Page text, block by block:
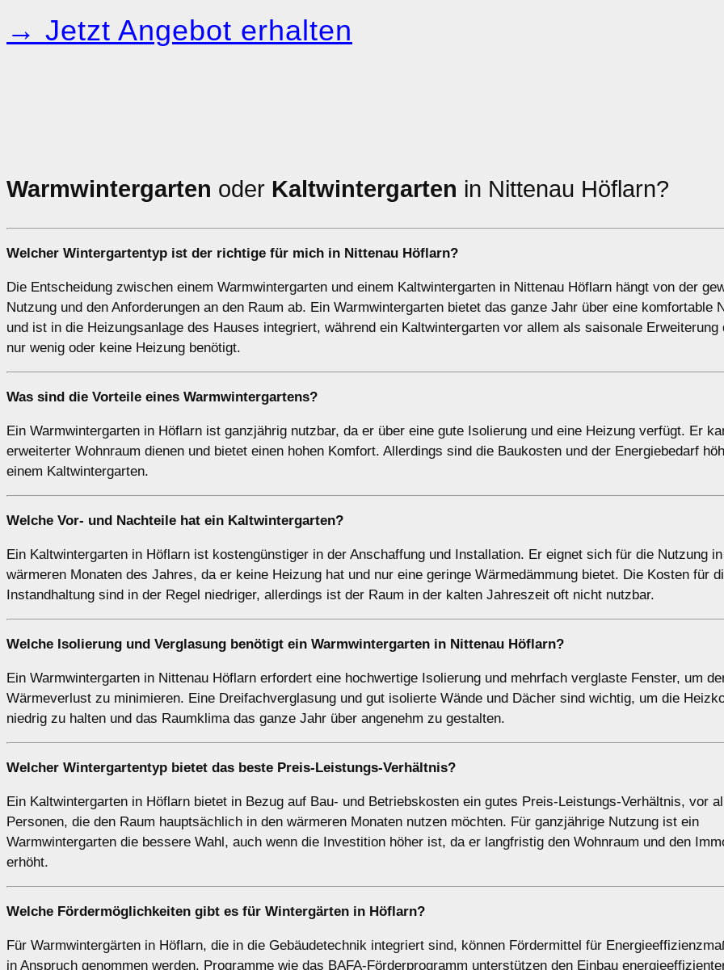
→ Jetzt Angebot erhalten
Warmwintergarten oder Kaltwintergarten in Nittenau Höflarn?
Welcher Wintergartentyp ist der richtige für mich in Nittenau Höflarn?
Die Entscheidung zwischen einem Warmwintergarten und einem Kaltwintergarten in Nittenau Höflarn hängt von der
Nutzung und den Anforderungen an den Raum ab. Ein Warmwintergarten bietet das ganze Jahr über eine komfortable
und ist in die Heizungsanlage des Hauses integriert, während ein Kaltwintergarten vor allem als saisonale Erweiterung
nur wenig oder keine Heizung benötigt.
Was sind die Vorteile eines Warmwintergartens?
Ein Warmwintergarten in Höflarn ist ganzjährig nutzbar, da er über eine gute Isolierung und eine Heizung verfügt. Er
erweiterter Wohnraum dienen und bietet einen hohen Komfort. Allerdings sind die Baukosten und der Energiebedarf
einem Kaltwintergarten.
Welche Vor- und Nachteile hat ein Kaltwintergarten?
Ein Kaltwintergarten in Höflarn ist kostengünstiger in der Anschaffung und Installation. Er eignet sich für die Nutzung
wärmeren Monaten des Jahres, da er keine Heizung hat und nur eine geringe Wärmedämmung bietet. Die Kosten für
Instandhaltung sind in der Regel niedriger, allerdings ist der Raum in der kalten Jahreszeit oft nicht nutzbar.
Welche Isolierung und Verglasung benötigt ein Warmwintergarten in Nittenau Höflarn?
Ein Warmwintergarten in Nittenau Höflarn erfordert eine hochwertige Isolierung und mehrfach verglaste Fenster, um
Wärmeverlust zu minimieren. Eine Dreifachverglasung und gut isolierte Wände und Dächer sind wichtig, um die
niedrig zu halten und das Raumklima das ganze Jahr über angenehm zu gestalten.
Welcher Wintergartentyp bietet das beste Preis-Leistungs-Verhältnis?
Ein Kaltwintergarten in Höflarn bietet in Bezug auf Bau- und Betriebskosten ein gutes Preis-Leistungs-Verhältnis, vor
Personen, die den Raum hauptsächlich in den wärmeren Monaten nutzen möchten. Für ganzjährige Nutzung ist ein
Warmwintergarten die bessere Wahl, auch wenn die Investition höher ist, da er langfristig den Wohnraum und den
erhöht.
Welche Fördermöglichkeiten gibt es für Wintergärten in Höflarn?
Für Warmwintergärten in Höflarn, die in die Gebäudetechnik integriert sind, können Fördermittel für
in Anspruch genommen werden. Programme wie das BAFA-Förderprogramm unterstützen den Einbau